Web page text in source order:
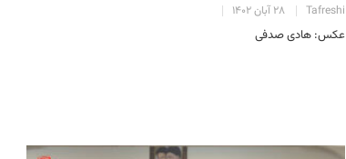
Tafreshi ۲۸ آبان ۱۴۰۲
عکس: هادی صدفی